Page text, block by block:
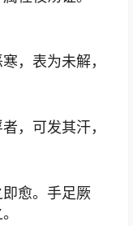
，表为未解，
，可发其汗，
愈。手足厥